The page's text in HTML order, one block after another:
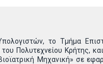
το Τμήμα
Πολυτεχνείου Κρήτης,
Μηχανική» σε